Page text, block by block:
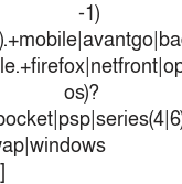
-1)
os)?